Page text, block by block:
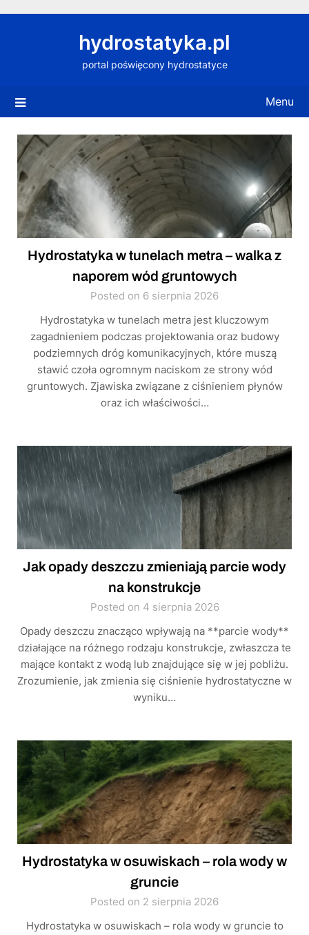
hydrostatyka.pl
portal poświęcony hydrostatyce
Menu
Hydrostatyka w tunelach metra – walka z
naporem wód gruntowych
Posted on 6 sierpnia 2026
Hydrostatyka w tunelach metra jest kluczowym
zagadnieniem podczas projektowania oraz budowy
podziemnych dróg komunikacyjnych, które muszą
stawić czoła ogromnym naciskom ze strony wód
gruntowych. Zjawiska związane z ciśnieniem płynów
oraz ich właściwości…
Jak opady deszczu zmieniają parcie wody
na konstrukcje
Posted on 4 sierpnia 2026
Opady deszczu znacząco wpływają na **parcie wody**
działające na różnego rodzaju konstrukcje, zwłaszcza te
mające kontakt z wodą lub znajdujące się w jej pobliżu.
Zrozumienie, jak zmienia się ciśnienie hydrostatyczne w
wyniku…
Hydrostatyka w osuwiskach – rola wody w
gruncie
Posted on 2 sierpnia 2026
Hydrostatyka w osuwiskach – rola wody w gruncie to